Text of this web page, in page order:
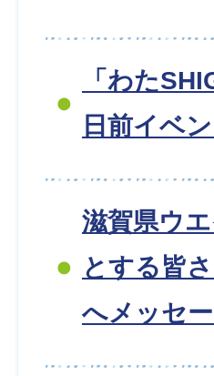
「わた
日前イベ
滋賀県ウ
とする皆
へメッセ